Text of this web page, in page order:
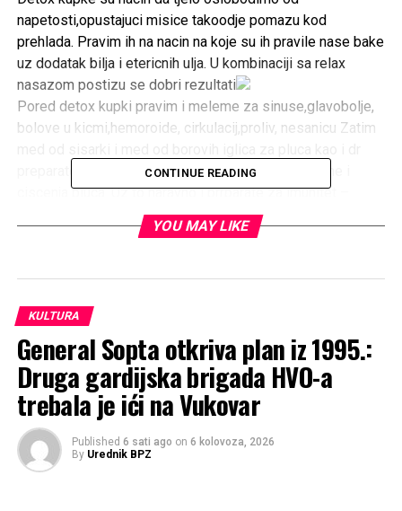
napetosti,opustajuci misice takoodje pomazu kod
prehlada. Pravim ih na nacin na koje su ih pravile nase bake
uz dodatak bilja i etericnih ulja. U kombinaciji sa relax
nasazom postizu se dobri rezultati
Pored detox kupki pravim i meleme za sinuse,glavobolje,
bolove u kicmi,hemoroide, cirkulacij,proliv, nesanicu Zatim
preparate pomazu kod upale pluca,bronhitisa,astme i
ciscenja pluca. Uz to naravno i prrparate za imunitet –
mjesavina ljekovitog bilja i meda Uglavnom pravim po
RELATED TOPICS:
Velika radost u Širokom Brijegu, u jednom danu kršteno
11 beba
DON'T MISS
Jagoda Savic…Mozda…
CONTINUE READING
YOU MAY LIKE
KULTURA
General Sopta otkriva plan iz 1995.:
Druga gardijska brigada HVO-a
trebala je ići na Vukovar
Published 6 sati ago on 6 kolovoza, 2026
By Urednik BPZ